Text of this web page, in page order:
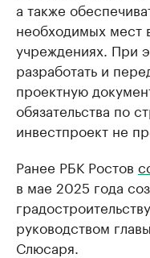
а также
необходимых мест
учреждениях. При
разработать и
проектную
обязательства по
инвестпроект не
Ранее РБК Ростов
в мае 2025 года
руководством
Слюсаря.